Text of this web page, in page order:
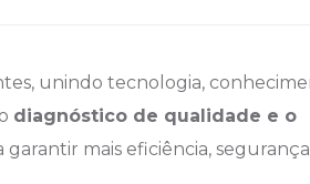
unindo tecnologia,
diagnóstico de qualidade e o
garantir mais eficiência,